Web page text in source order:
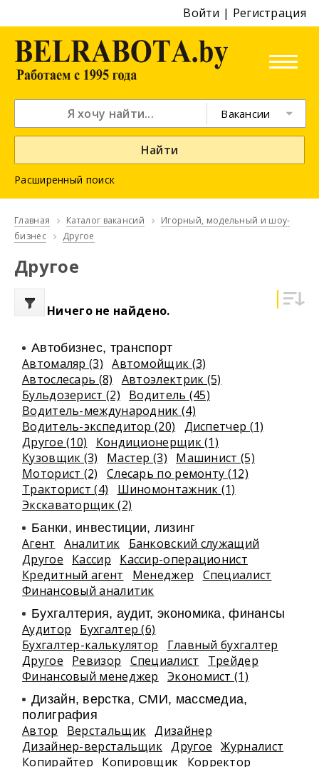
Войти | Регистрация
Вакансии
Найти
Расширенный поиск
Главная Каталог вакансий
Игорный, модельный и шоу-
бизнес
Другое
Другое
Ничего не найдено.
Автобизнес, транспорт
Автомаляр (3)
Автомойщик (3)
Автослесарь (8)
Автоэлектрик (5)
Бульдозерист (2)
Водитель (45)
Водитель-международник (4)
Водитель-экспедитор (20)
Диспетчер (1)
Другое (10)
Кондиционерщик (1)
Кузовщик (3)
Мастер (3)
Машинист (5)
Моторист (2)
Слесарь по ремонту (12)
Тракторист (4)
Шиномонтажник (1)
Экскаваторщик (2)
Банки, инвестиции, лизинг
Агент Аналитик
Банковский служащий
Другое
Кассир
Кассир-операционист
Кредитный агент
Менеджер
Специалист
Финансовый аналитик
Бухгалтерия, аудит, экономика, финансы
Аудитор
Бухгалтер (6)
Бухгалтер-калькулятор
Главный бухгалтер
Другое
Ревизор Специалист
Трейдер
Финансовый менеджер
Экономист (1)
Дизайн, верстка, СМИ, массмедиа,
полиграфия
Автор Верстальщик Дизайнер
Дизайнер-верстальщик Другое
Журналист
Копирайтер
Копировщик
Корректор